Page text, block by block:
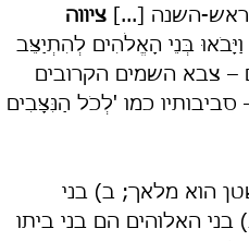
ראש-השנה [...] ציווה
בְּנֵי הָאֱלֹהִים לְהִתְיַצֵּב
– צבא השמים הקרובים
כמו 'לְכֹל הַנִּצָּבִים
הוא מלאך; ב) בני
בני האלוהים הם בני ביתו